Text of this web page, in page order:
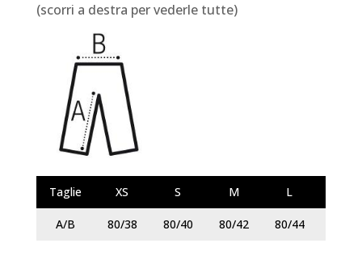
(scorri a destra per vederle tutte)
Taglie XS S M L
A/B 80/38 80/40 80/42 80/44